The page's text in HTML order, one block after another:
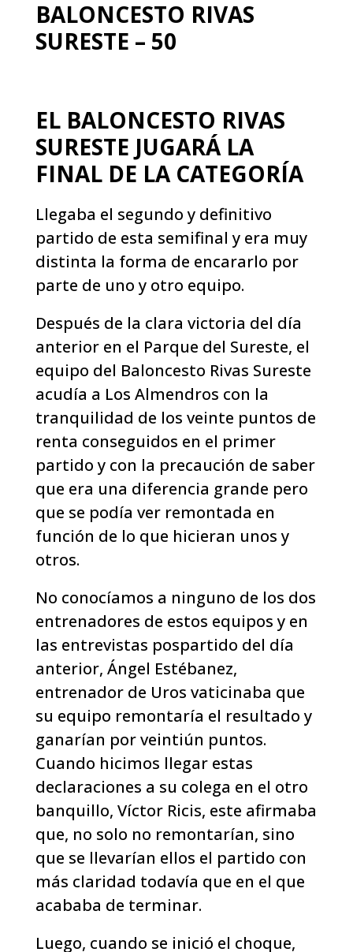
BALONCESTO RIVAS
SURESTE – 50
EL BALONCESTO RIVAS
SURESTE JUGARÁ LA
FINAL DE LA CATEGORÍA
Llegaba el segundo y definitivo
partido de esta semifinal y era muy
distinta la forma de encararlo por
parte de uno y otro equipo.
Después de la clara victoria del día
anterior en el Parque del Sureste, el
equipo del Baloncesto Rivas Sureste
acudía a Los Almendros con la
tranquilidad de los veinte puntos de
renta conseguidos en el primer
partido y con la precaución de saber
que era una diferencia grande pero
que se podía ver remontada en
función de lo que hicieran unos y
otros.
No conocíamos a ninguno de los dos
entrenadores de estos equipos y en
las entrevistas pospartido del día
anterior, Ángel Estébanez,
entrenador de Uros vaticinaba que
su equipo remontaría el resultado y
ganarían por veintiún puntos.
Cuando hicimos llegar estas
declaraciones a su colega en el otro
banquillo, Víctor Ricis, este afirmaba
que, no solo no remontarían, sino
que se llevarían ellos el partido con
más claridad todavía que en el que
acababa de terminar.
Luego, cuando se inició el choque,